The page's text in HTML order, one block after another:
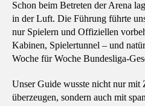
Schon beim Betreten der Arena
in der Luft. Die Führung führte
nur Spielern und Offiziellen
Kabinen, Spielertunnel – und
Woche für Woche Bundesliga-
Unser Guide wusste nicht nur mit
überzeugen, sondern auch mit